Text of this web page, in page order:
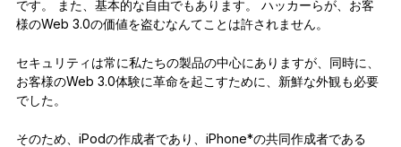
です。 また、基本的な自由でもあります。 ハッカーらが、お客
様のWeb 3.0の価値を盗むなんてことは許されません。
セキュリティは常に私たちの製品の中心にありますが、同時に、
お客様のWeb 3.0体験に革命を起こすために、新鮮な外観も必要
でした。
そのため、iPodの作成者であり、iPhone*の共同作成者である